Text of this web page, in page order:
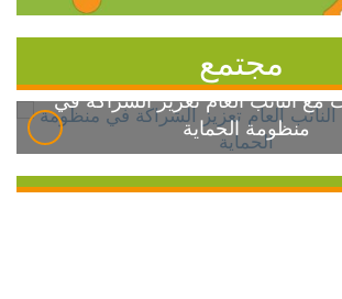
مجتمع
مع النائب العام تعزيز الشراكة في
منظومة الحماية